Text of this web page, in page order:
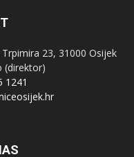
23, 31000 Osijek
(direktor)
1241